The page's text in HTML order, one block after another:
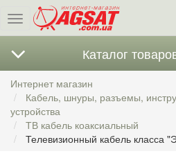
Меню
Каталог
Интернет магазин
Кабель, шнуры, разъемы,
устройства
ТВ кабель коаксиальный
Телевизионный кабель класса